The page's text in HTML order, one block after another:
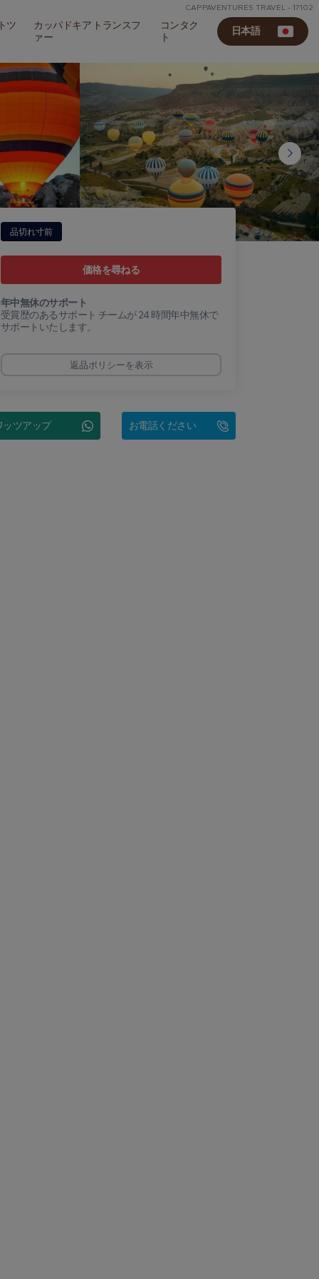
CAPPAVENTURES TRAVEL - 17102
ツ
カッパドキア トランスフ
ァー
コンタク
ト
日本語
品切れ寸前
価格を尋ねる
年中無休のサポート
受賞歴のあるサポート チームが 24 時間年中無休で
サポートいたします。
返品ポリシーを表示
ッツアップ お電話ください